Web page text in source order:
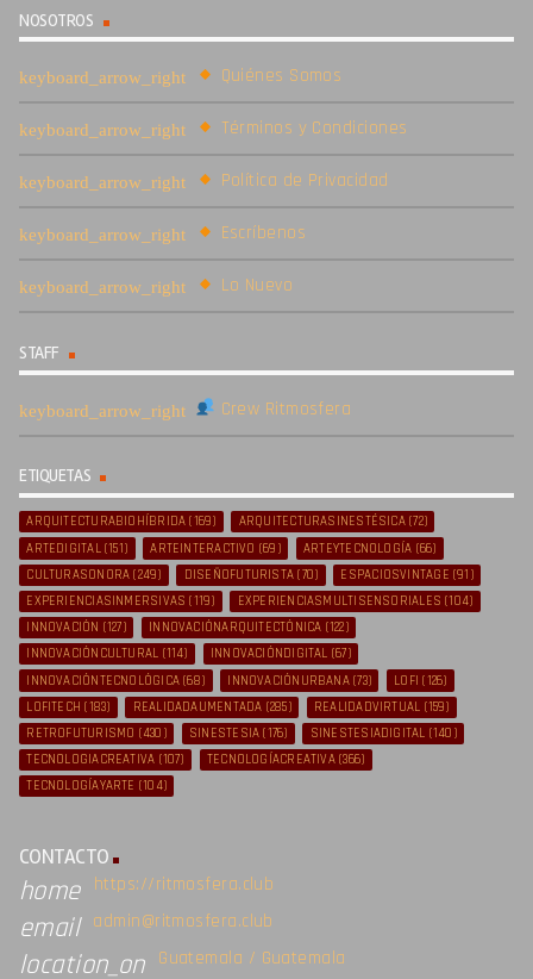
NOSOTROS
Quiénes Somos
Términos y Condiciones
Política de Privacidad
Escríbenos
Lo Nuevo
STAFF
Crew Ritmosfera
ETIQUETAS
ARQUITECTURABIOHÍBRIDA (169) ARQUITECTURASINESTÉSICA(72)
ARTEDIGITAL(151) ARTEINTERACTIVO (69) ARTEYTECNOLOGÍA (66)
CULTURASONORA (249) DISEÑOFUTURISTA (70) ESPACIOSVINTAGE (91)
EXPERIENCIASINMERSIVAS (119) EXPERIENCIASMULTISENSORIALES (104)
INNOVACIÓN (127) INNOVACIÓNARQUITECTÓNICA (122)
INNOVACIÓNCULTURAL (114) INNOVACIÓNDIGITAL (67)
INNOVACIÓNTECNOLÓGICA (68) INNOVACIÓNURBANA(73) LOFI (126)
LOFITECH (183) REALIDADAUMENTADA (285) REALIDADVIRTUAL (159)
RETROFUTURISMO (430) SINESTESIA (176) SINESTESIADIGITAL (140)
TECNOLOGIACREATIVA (107) TECNOLOGÍACREATIVA(366)
TECNOLOGÍAYARTE (104)
CONTACTO
home https://ritmosfera.club
email admin@ritmosfera.club
location_on Guatemala / Guatemala